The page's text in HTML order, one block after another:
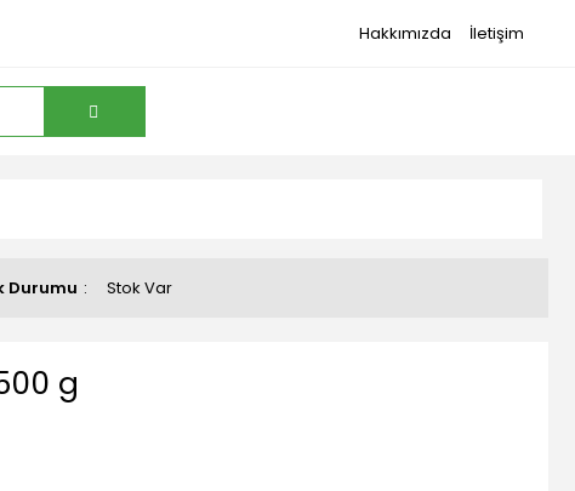
Hakkımızda İletişim
Durumu Stok Var
g